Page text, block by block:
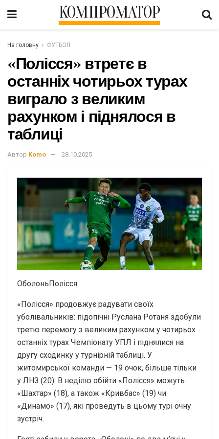
КОМПРОМАТОР
На головну ФУТБОЛ
«Полісся» втретє в
останніх чотирьох турах
виграло з великим
рахунком і піднялося в
таблиці
Автор Komo 28.10.2025
ОболоньПолісся
«Полісся» продовжує радувати своїх
уболівальників: підопічні Руслана Ротаня здобули
третю перемогу з великим рахунком у чотирьох
останніх турах Чемпіонату УПЛ і піднялися на
другу сходинку у турнірній таблиці. У
житомирської команди — 19 очок, більше тільки
у ЛНЗ (20). В неділю обійти «Полісся» можуть
«Шахтар» (18), а також «Кривбас» (19) чи
«Динамо» (17), які проведуть в цьому турі очну
зустріч.